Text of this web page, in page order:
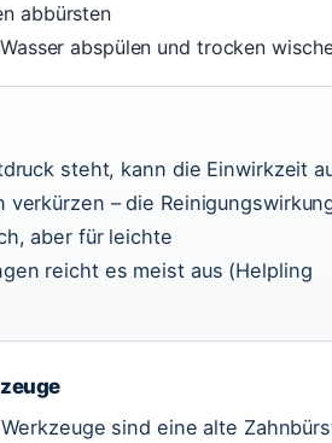
abbürsten
abspülen und trocken
steht, kann die Einwirkzeit
verkürzen – die
aber für leichte
reicht es meist aus (Helpling
sind eine alte